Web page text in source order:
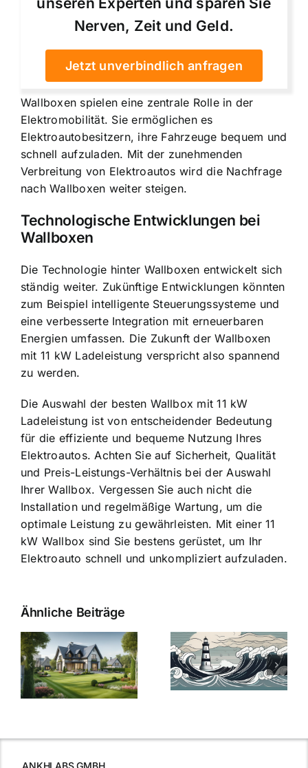
Nerven, Zeit und Geld.
Jetzt unverbindlich anfragen
Wallboxen spielen eine zentrale Rolle in der
Elektromobilität. Sie ermöglichen es
Elektroautobesitzern, ihre Fahrzeuge bequem und
schnell aufzuladen. Mit der zunehmenden
Verbreitung von Elektroautos wird die Nachfrage
nach Wallboxen weiter steigen.
Technologische Entwicklungen bei
Wallboxen
Die Technologie hinter Wallboxen entwickelt sich
ständig weiter. Zukünftige Entwicklungen könnten
zum Beispiel intelligente Steuerungssysteme und
eine verbesserte Integration mit erneuerbaren
Energien umfassen. Die Zukunft der Wallboxen
mit 11 kW Ladeleistung verspricht also spannend
zu werden.
Die Auswahl der besten Wallbox mit 11 kW
Ladeleistung ist von entscheidender Bedeutung
für die effiziente und bequeme Nutzung Ihres
Elektroautos. Achten Sie auf Sicherheit, Qualität
und Preis-Leistungs-Verhältnis bei der Auswahl
Ihrer Wallbox. Vergessen Sie auch nicht die
Installation und regelmäßige Wartung, um die
optimale Leistung zu gewährleisten. Mit einer 11
kW Wallbox sind Sie bestens gerüstet, um Ihr
Elektroauto schnell und unkompliziert aufzuladen.
Ähnliche Beiträge
Bauzinsen im
Sturm: Die
aktuelle
Entwicklung
Die Evolution
der
Bauzinsen: Ein
Blick in die
ANKHLABS GMBH